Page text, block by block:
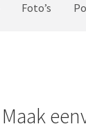
Foto’s
Maak